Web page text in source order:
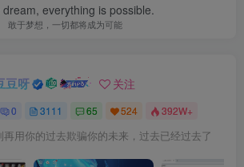
dream, everything is possible.
敢于梦想，一切都将成为可能
豆呀 关注
0 3111 65 524 392W+
再用你的过去欺骗你的未来，过去已经过去了